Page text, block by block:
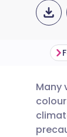
Many